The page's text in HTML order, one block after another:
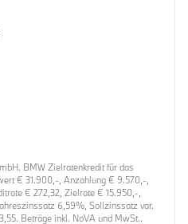
BMW Zielratenkredit für das
€ 31.900,-, Anzahlung € 9.570,-,
€ 272,32, Zielrate € 15.950,-,
6,59%, Sollzinssatz var.
Beträge inkl. NoVA und MwSt..